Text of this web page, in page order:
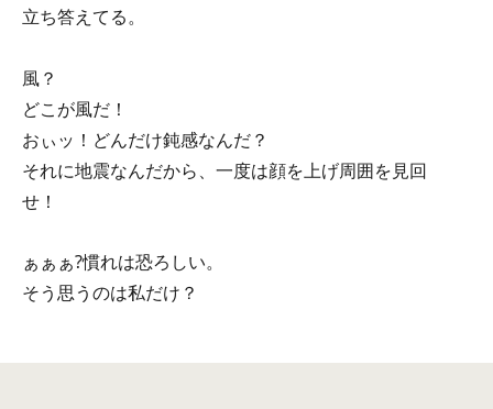
立ち答えてる。
風？
どこが風だ！
おぃッ！どんだけ鈍感なんだ？
それに地震なんだから、一度は顔を上げ周囲を見回
せ！
ぁぁぁ?慣れは恐ろしい。
そう思うのは私だけ？